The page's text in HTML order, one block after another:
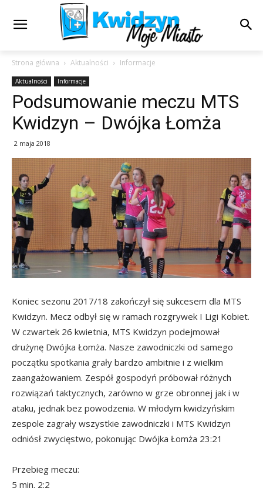
Strona główna Aktualności Informacje
Aktualności Informacje
Podsumowanie meczu MTS
Kwidzyn – Dwójka Łomża
2 maja 2018
Koniec sezonu 2017/18 zakończył się sukcesem dla MTS
Kwidzyn. Mecz odbył się w ramach rozgrywek I Ligi Kobiet.
W czwartek 26 kwietnia, MTS Kwidzyn podejmował
drużynę Dwójka Łomża. Nasze zawodniczki od samego
początku spotkania grały bardzo ambitnie i z wielkim
zaangażowaniem. Zespół gospodyń próbował różnych
rozwiązań taktycznych, zarówno w grze obronnej jak i w
ataku, jednak bez powodzenia. W młodym kwidzyńskim
zespole zagrały wszystkie zawodniczki i MTS Kwidzyn
odniósł zwycięstwo, pokonując Dwójka Łomża 23:21
Przebieg meczu:
5 min. 2:2